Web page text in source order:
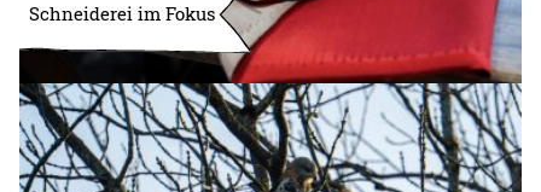
Schneiderei im Fokus